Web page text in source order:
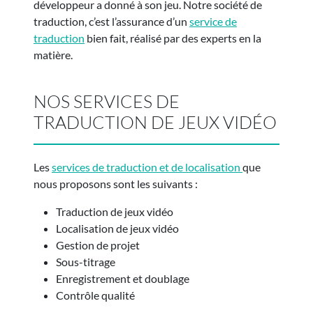
développeur a donné à son jeu. Notre société de
traduction, c’est l’assurance d’un service de
traduction bien fait, réalisé par des experts en la
matière.
NOS SERVICES DE
TRADUCTION DE JEUX VIDÉO
Lesservices de traduction et de localisation que
nous proposons sont les suivants :
Traduction de jeux vidéo
Localisation de jeux vidéo
Gestion de projet
Sous-titrage
Enregistrement et doublage
Contrôle qualité